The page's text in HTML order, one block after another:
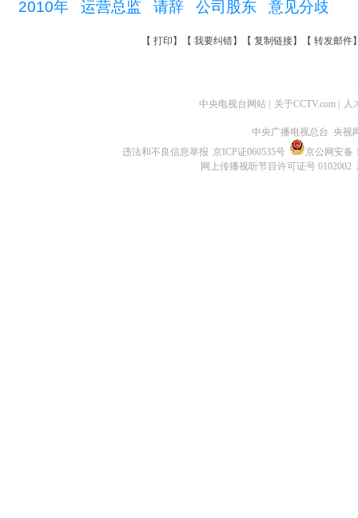
2010年
运营总监 请辞 公司股东 意见分歧
【 打印 】【 我要纠错】【 复制链接】【 转发邮件
中央电视台网站 关于CCTV.com 人
中央广播电视总台 央视
违法和不良信息举报 京ICP证060535号
京公网安备
网上传播视听节目许可证号 0102002